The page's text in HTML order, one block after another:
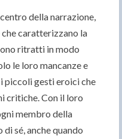
della narrazione,
caratterizzano la
ritratti in modo
le loro mancanze e
piccoli gesti eroici che
critiche. Con il loro
membro della
sé, anche quando